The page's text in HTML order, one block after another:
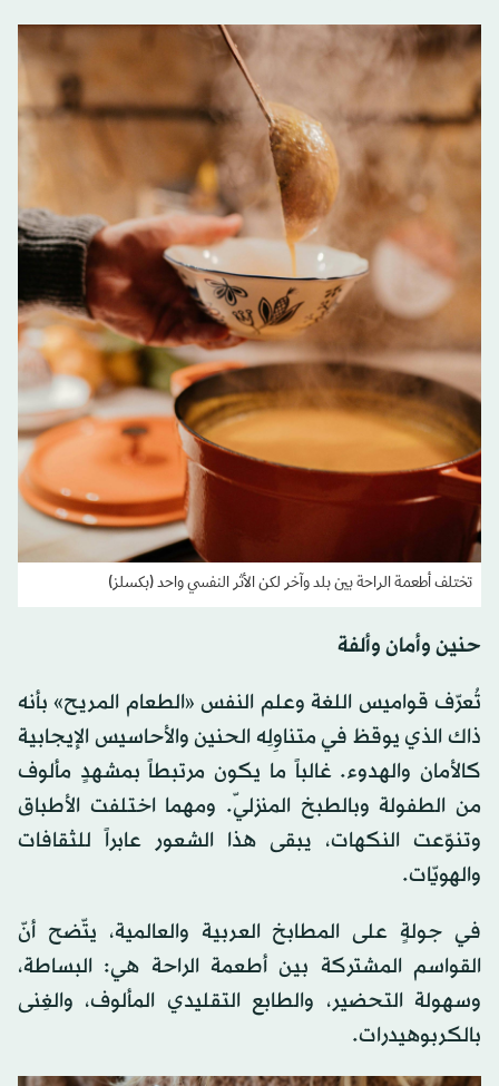
تختلف أطعمة الراحة بين بلد وآخر لكن الأثر النفسي واحد (بكسلز)
حنين وأمان وألفة
تُعرّف قواميس اللغة وعلم النفس «الطعام المريح» بأنه
ذاك الذي يوقظ في متناوِلِه الحنين والأحاسيس الإيجابية
كالأمان والهدوء. غالباً ما يكون مرتبطاً بمشهدٍ مألوف
من الطفولة وبالطبخ المنزليّ. ومهما اختلفت الأطباق
وتنوّعت النكهات، يبقى هذا الشعور عابراً للثقافات
والهويّات.
في جولةٍ على المطابخ العربية والعالمية، يتّضح أنّ
القواسم المشتركة بين أطعمة الراحة هي: البساطة،
وسهولة التحضير، والطابع التقليدي المألوف، والغِنى
بالكربوهيدرات.